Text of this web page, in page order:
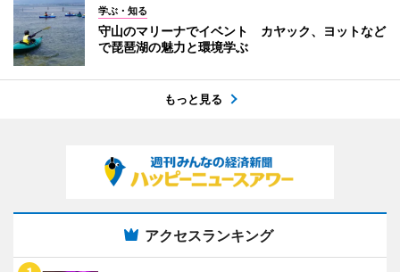
学ぶ・知る
守山のマリーナでイベント カヤック、ヨットなど
で琵琶湖の魅力と環境学ぶ
もっと見る
アクセスランキング